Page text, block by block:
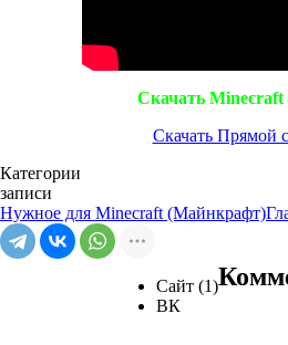
Скачать Minecraft
Скачать Прямой
Категории
записи
Нужное для Minecraft (Майнкрафт)
Сайт (1)
ВК